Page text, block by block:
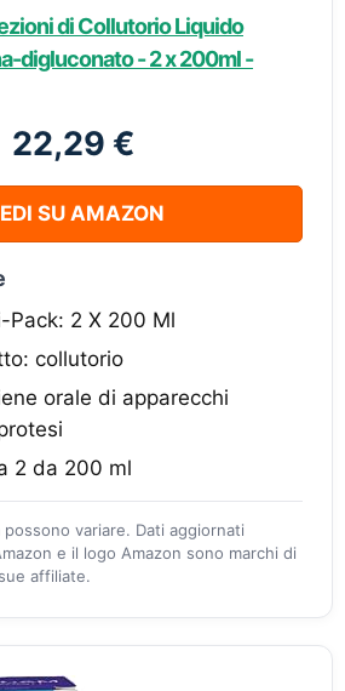
di Collutorio Liquido
digluconato - 2 x 200ml -
22,29 €
SU AMAZON
Pack: 2 X 200 Ml
collutorio
orale di apparecchi
2 da 200 ml
variare. Dati aggiornati
e il logo Amazon sono marchi di
affiliate.